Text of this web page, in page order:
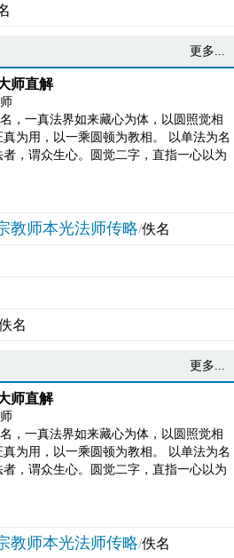
更多...
师直解
，一真法界如来藏心为体，以圆照觉相
为用，以一乘圆顿为教相。 以单法为名
，谓众生心。圆觉二字，直指一心以为
教师本光法师传略/佚名
名
更多...
师直解
，一真法界如来藏心为体，以圆照觉相
为用，以一乘圆顿为教相。 以单法为名
，谓众生心。圆觉二字，直指一心以为
教师本光法师传略/佚名